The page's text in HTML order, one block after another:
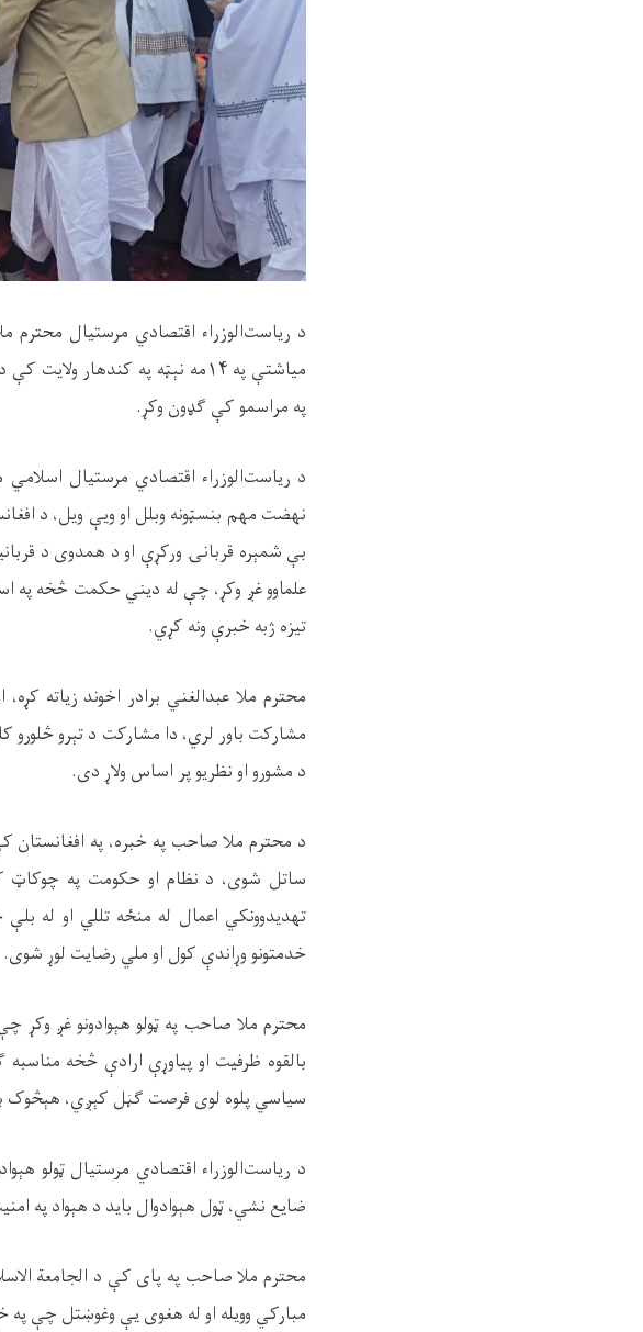
د ریاست‌الوزراء اقتصادي مرستیال محترم
میاشتې په ۱۴مه نېټه په کندهار ولایت کې
په مراسمو کې ګډون وکړ.
د ریاست‌الوزراء اقتصادي مرستیال
نهضت مهم بنسټونه وبلل او ویې ویل، د
بې شمېره قربانۍ ورکړې او د همدوی د
علماوو غږ وکړ، چې له دیني حکمت څخه په
تیزه ژبه خبرې ونه کړي.
محترم ملا عبدالغني برادر اخوند زیاته
مشارکت باور لري، دا مشارکت د تېرو څلورو
د مشورو او نظریو پر اساس ولاړ دی.
د محترم ملا صاحب په خبره، په
ساتل شوی، د نظام او حکومت په چوکاټ
تهدیدوونکي اعمال له منځه تللي او له
خدمتونو وړاندې کول او ملي رضایت لوړ شوی.
محترم ملا صاحب په ټولو هېوادونو غږ وکړ
بالقوه ظرفیت او پياوړې ارادې څخه
سیاسي پلوه لوی فرصت ګڼل کېږي، هېڅوک
د ریاست‌الوزراء اقتصادي مرستیال ټولو
ضایع نشي، ټول هېوادوال باید د هېواد په
محترم ملا صاحب په پای کې د الجامعة
مبارکي وویله او له هغوی یې وغوښتل چې